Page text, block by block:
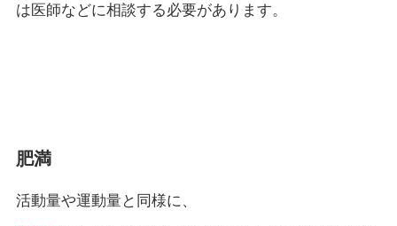
は医師などに相談する必要があります。
肥満
活動量や運動量と同様に、